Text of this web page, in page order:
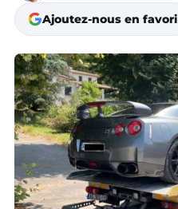
Ajoutez-nous en favori